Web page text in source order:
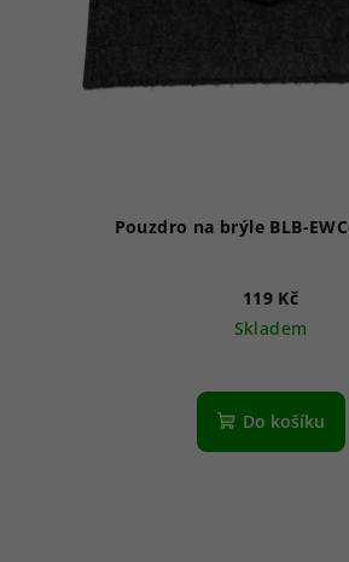
Pouzdro na brýle BLB-
119 Kč
Skladem
Do košíku